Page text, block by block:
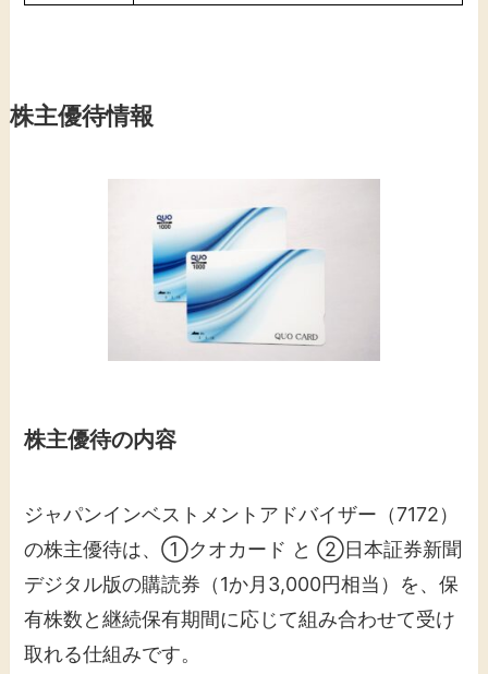
株主優待情報
株主優待の内容
ジャパンインベストメントアドバイザー（7172）
の株主優待は、①クオカード と ②日本証券新聞
デジタル版の購読券（1か月3,000円相当）を、保
有株数と継続保有期間に応じて組み合わせて受け
取れる仕組みです。